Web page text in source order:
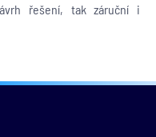
řešení, tak záruční i